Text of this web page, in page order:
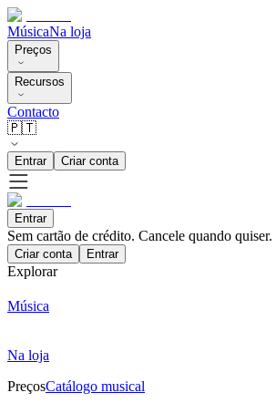
MúsicaNa loja
Preços
Recursos
Contacto
🇵🇹
Entrar Criar conta
Entrar
Sem cartão de crédito. Cancele quando quiser.
Criar conta Entrar
Explorar
Música
Na loja
PreçosCatálogo musical